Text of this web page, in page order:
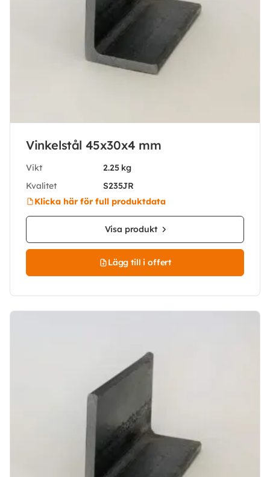
Vinkelstål 45x30x4 mm
Vikt
2.25 kg
Kvalitet
S235JR
Klicka här för full produktdata
Visa produkt
Lägg till i offert